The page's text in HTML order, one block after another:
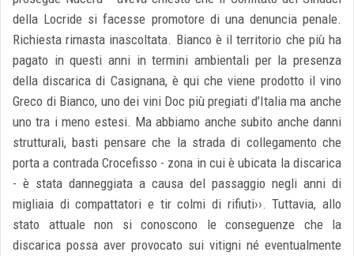
della Locride si facesse promotore di una denuncia penale.
Richiesta rimasta inascoltata. Bianco è il territorio che più ha
pagato in questi anni in termini ambientali per la presenza
della discarica di Casignana, è qui che viene prodotto il vino
Greco di Bianco, uno dei vini Doc più pregiati d’Italia ma anche
uno tra i meno estesi. Ma abbiamo anche subito anche danni
strutturali, basti pensare che la strada di collegamento che
porta a contrada Crocefisso - zona in cui è ubicata la discarica
- è stata danneggiata a causa del passaggio negli anni di
migliaia di compattatori e tir colmi di rifiuti››. Tuttavia, allo
stato attuale non si conoscono le conseguenze che la
discarica possa aver provocato sui vitigni né eventualmente